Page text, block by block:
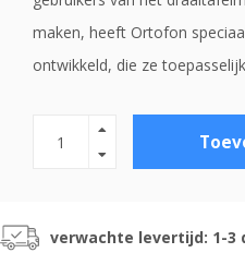
maken, heeft Ortofon
ontwikkeld, die ze
verwachte levertijd: 1-3